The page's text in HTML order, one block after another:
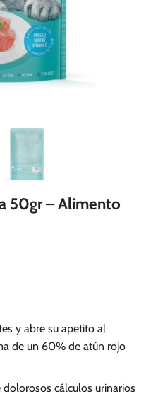
50gr – Alimento
y abre su apetito al
de un 60% de atún rojo
cálculos urinarios